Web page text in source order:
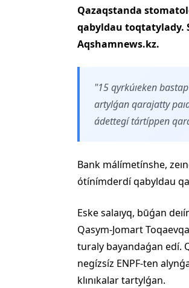
Qazaqstanda
qabyldau toqtatylady.
Aqshamnews.kz.
"15 qyrkúıeken
artylǵan qarajatty
ádettegí tártíppen
Bank málímetínshe,
ótínímderdí qabyldau
Eske salaıyq, būǵan
Qasym-Jomart
turaly bayandaǵan edí.
negízsíz ENPF-ten
klınıkalar tartylǵan.